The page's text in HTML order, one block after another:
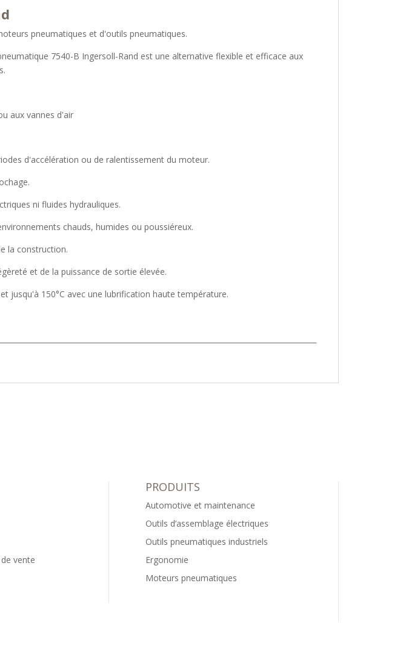
pneumatiques et d'outils pneumatiques.
7540-B Ingersoll-Rand est une alternative flexible et efficace aux
aux vannes d'air
d'accélération ou de ralentissement du moteur.
ni fluides hydrauliques.
chauds, humides ou poussiéreux.
la construction.
et de la puissance de sortie élevée.
jusqu'à 150°C avec une lubrification haute température.
vente
PRODUITS
Automotive et maintenance
Outils d’assemblage électriques
Outils pneumatiques industriels
Ergonomie
Moteurs pneumatiques